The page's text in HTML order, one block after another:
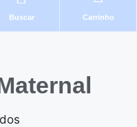
Buscar Carrinho